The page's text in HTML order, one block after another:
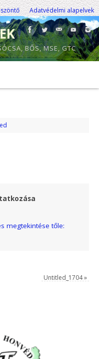
Adatvédelmi alapelvek
BŐS, MSE, GTC
megtekintése tőle:
Untitled_1704»